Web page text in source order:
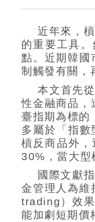
近年來，
的重要工具
點。近期韓國
制觸發有關，
本文首先
性金融商品，
臺指期為標的
多屬於「指
槓反商品外，
30% ，當大
國際文獻
金管理人為維
trading ）效
能加劇短期價